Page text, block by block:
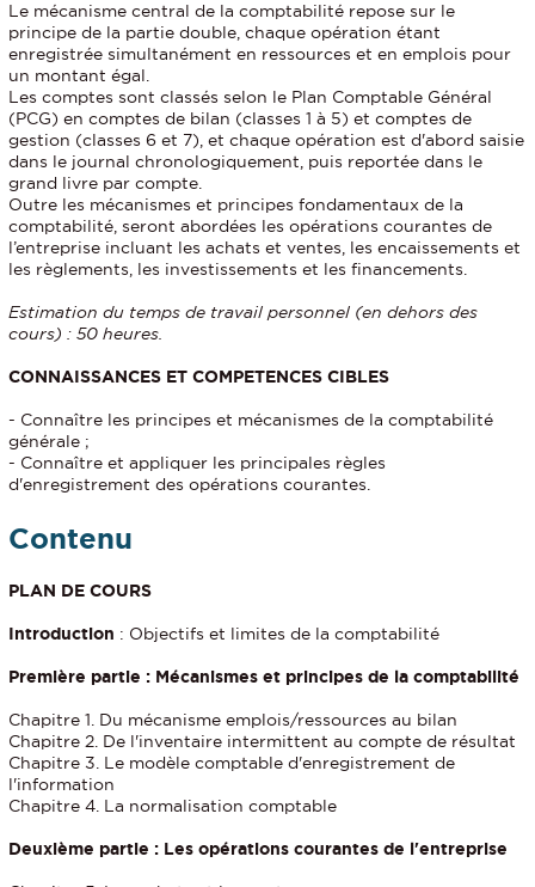
Le mécanisme central de la comptabilité repose sur le
principe de la partie double, chaque opération étant
enregistrée simultanément en ressources et en emplois pour
un montant égal.
Les comptes sont classés selon le Plan Comptable Général
(PCG) en comptes de bilan (classes 1 à 5) et comptes de
gestion (classes 6 et 7), et chaque opération est d'abord saisie
dans le journal chronologiquement, puis reportée dans le
grand livre par compte.
Outre les mécanismes et principes fondamentaux de la
comptabilité, seront abordées les opérations courantes de
l’entreprise incluant les achats et ventes, les encaissements et
les règlements, les investissements et les financements.
Estimation du temps de travail personnel (en dehors des
cours) : 50 heures.
CONNAISSANCES ET COMPETENCES CIBLES
- Connaître les principes et mécanismes de la comptabilité
générale ;
- Connaître et appliquer les principales règles
d'enregistrement des opérations courantes.
Contenu
PLAN DE COURS
Introduction : Objectifs et limites de la comptabilité
Première partie : Mécanismes et principes de la comptabilité
Chapitre 1. Du mécanisme emplois/ressources au bilan
Chapitre 2. De l'inventaire intermittent au compte de résultat
Chapitre 3. Le modèle comptable d'enregistrement de
l'information
Chapitre 4. La normalisation comptable
Deuxième partie : Les opérations courantes de l'entreprise